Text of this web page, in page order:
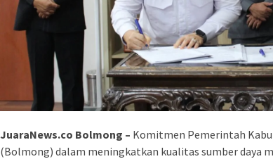
JuaraNews.co Bolmong – Komitmen Pemerintah
(Bolmong) dalam meningkatkan kualitas sumber daya